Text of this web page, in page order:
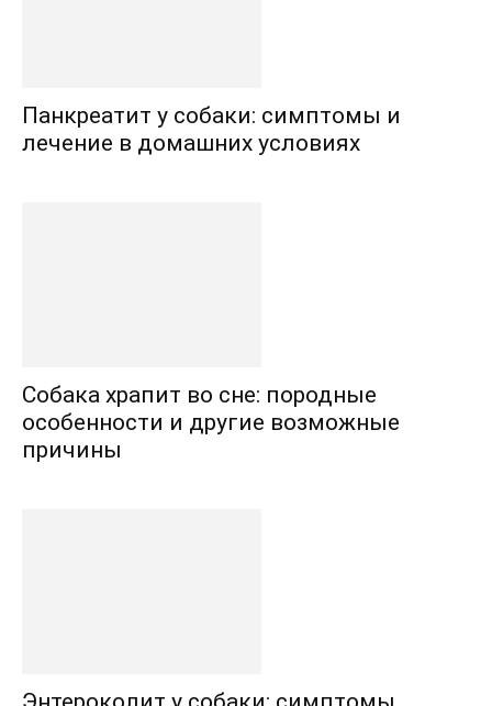
Панкреатит у собаки: симптомы и
лечение в домашних условиях
Собака храпит во сне: породные
особенности и другие возможные
причины